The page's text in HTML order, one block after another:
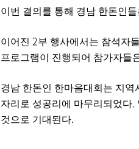
이번 결의를 통해 경남 한돈인들
이어진 2부 행사에서는 참석자
프로그램이 진행되어 참가자들
경남 한돈인 한마음대회는 지
자리로 성공리에 마무리되었다.
것으로 기대된다.